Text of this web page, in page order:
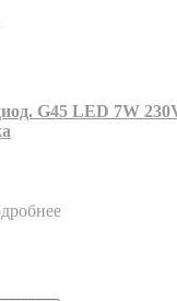
G45 LED 7W